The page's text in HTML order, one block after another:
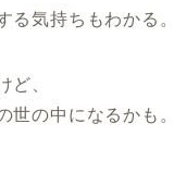
る気持ちもわかる。
ど、
世の中になるかも。